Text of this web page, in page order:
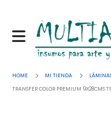
HOME MI TIENDA
TRANSFER COLOR PREMIUM 9X28CMS